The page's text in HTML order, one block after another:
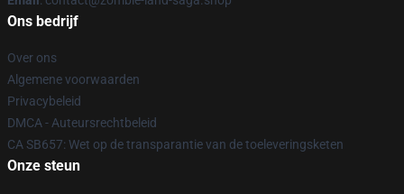
Ons bedrijf
Over ons
Algemene voorwaarden
Privacybeleid
DMCA - Auteursrechtbeleid
CA SB657: Wet op de transparantie van de toeleveringsketen
Onze steun